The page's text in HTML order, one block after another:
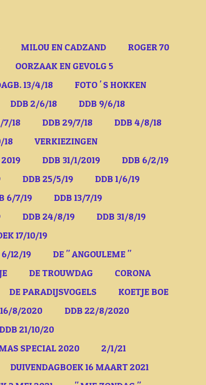
MILOU EN CADZAND
ROGER 70
OORZAAK EN GEVOLG 5
13/4/18
FOTO ' S HOKKEN
DDB 2/6/18
DDB 9/6/18
7/18 DDB 29/7/18
DDB 4/8/18
18
VERKIEZINGEN
DDB 31/1/2019
DDB 6/2/19
DDB 25/5/19
DDB 1/6/19
6/7/19
DDB 13/7/19
DDB 24/8/19
DDB 31/8/19
17/10/19
6/12/19
DE " ANGOULEME "
DE TROUWDAG
CORONA
DE PARADIJSVOGELS
KOETJE BOE
8/2020
DDB 22/8/2020
DDB 21/10/20
SPECIAL 2020
2/1/21
DUIVENDAGBOEK 16 MAART 2021